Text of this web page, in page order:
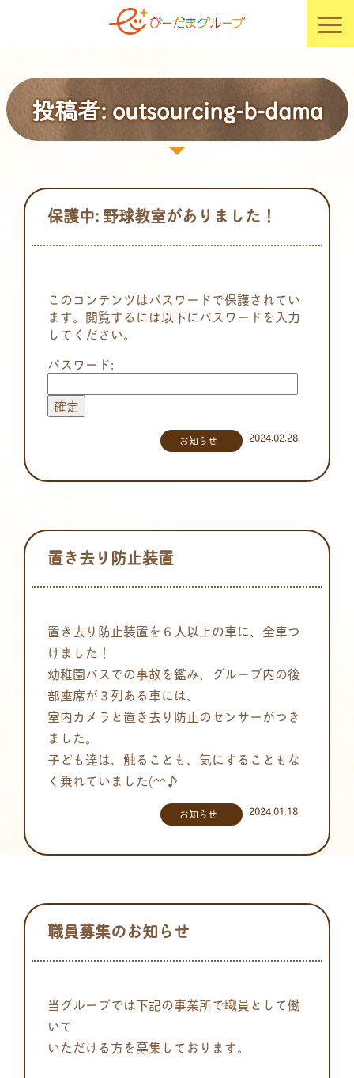
投稿者:outsourcing-b-dama
保護中: 野球教室がありました！
このコンテンツはパスワードで保護されてい
ます。閲覧するには以下にパスワードを入力
してください。
パスワード:
2024.02.28.
お知らせ
置き去り防止装置
置き去り防止装置を６人以上の車に、全車つ
けました！
幼稚園バスでの事故を鑑み、グループ内の後
部座席が３列ある車には、
室内カメラと置き去り防止のセンサーがつき
ました。
子ども達は、触ることも、気にすることもな
く乗れていました(^^♪
2024.01.18.
お知らせ
職員募集のお知らせ
当グループでは下記の事業所で職員として働
いて
いただける方を募集しております。